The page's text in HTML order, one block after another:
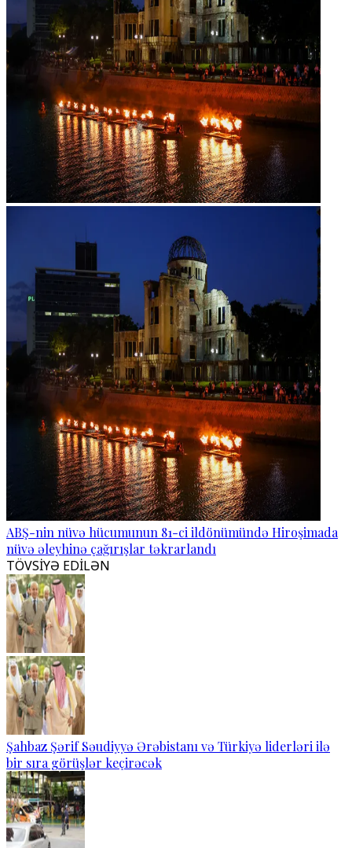
ABŞ-nin nüvə hücumunun 81-ci ildönümündə Hiroşimada
nüvə əleyhinə çağırışlar təkrarlandı
TÖVSİYƏ EDİLƏN
Şahbaz Şərif Səudiyyə Ərəbistanı və Türkiyə liderləri ilə
bir sıra görüşlər keçirəcək